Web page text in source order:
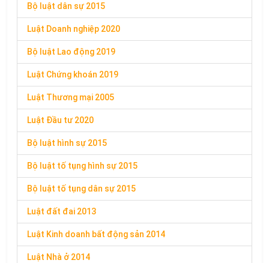
Bộ luật dân sự 2015
Luật Doanh nghiệp 2020
Bộ luật Lao động 2019
Luật Chứng khoán 2019
Luật Thương mại 2005
Luật Đầu tư 2020
Bộ luật hình sự 2015
Bộ luật tố tụng hình sự 2015
Bộ luật tố tụng dân sự 2015
Luật đất đai 2013
Luật Kinh doanh bất động sản 2014
Luật Nhà ở 2014